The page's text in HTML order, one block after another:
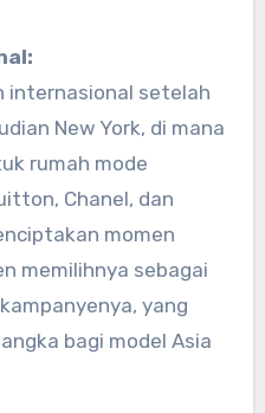
internasional setelah
New York, di mana
rumah mode
Chanel, dan
momen
memilihnya sebagai
yang
bagi model Asia